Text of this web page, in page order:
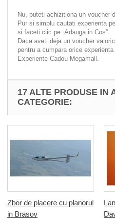
Nu, puteti achizitiona un voucher
Pur si simplu cautati experienta
si faceti clic pe „Adauga in Cos”.
Daca aveti deja un voucher
pentru a cumpara orice
Experiente Cadou Megamall.
17 ALTE PRODUSE IN
CATEGORIE:
Zbor de placere cu planorul
in Brasov